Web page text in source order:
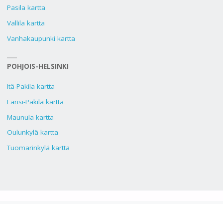
Pasila kartta
Vallila kartta
Vanhakaupunki kartta
POHJOIS-HELSINKI
Itä-Pakila kartta
Länsi-Pakila kartta
Maunula kartta
Oulunkylä kartta
Tuomarinkylä kartta